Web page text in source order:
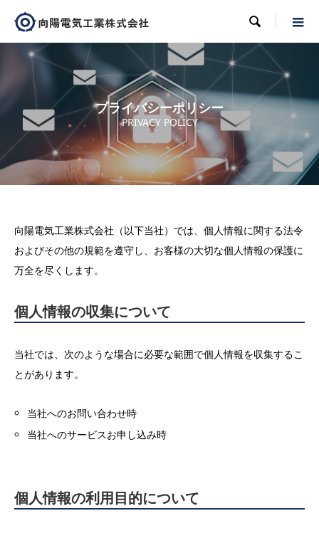

プライバシーポリシー
PRIVACY POLICY
向陽電気工業株式会社（以下当社）では、個人情報に関する法令
およびその他の規範を遵守し、お客様の大切な個人情報の保護に
万全を尽くします。
個人情報の収集について
当社では、次のような場合に必要な範囲で個人情報を収集するこ
とがあります。
当社へのお問い合わせ時
当社へのサービスお申し込み時
個人情報の利用目的について